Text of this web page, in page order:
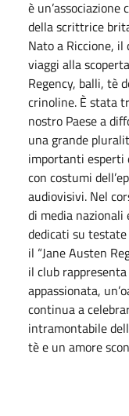
è
della scrittrice
Nato a Riccione,
viaggi alla
Regency, balli, tè
crinoline. È stata
nostro Paese a
una grande
importanti esperti
con costumi
audiovisivi. Nel
di media
dedicati su testate
il “Jane Austen
il club
appassionata,
continua a
intramontabile
tè e un amore